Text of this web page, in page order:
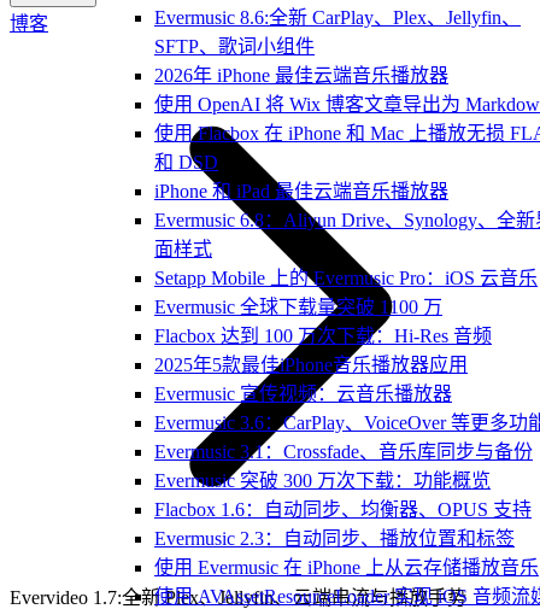
Evermusic 8.6:全新 CarPlay、Plex、Jellyfin、
SFTP、歌词小组件
2026年 iPhone 最佳云端音乐播放器
使用 OpenAI 将 Wix 博客文章导出为
使用 Flacbox 在 iPhone 和 Mac 上播放无损
和 DSD
iPhone 和 iPad 最佳云端音乐播放器
Evermusic 6.8：Aliyun Drive、Synology、全新
面样式
Setapp Mobile 上的 Evermusic Pro：iOS 云音乐
Evermusic 全球下载量突破 1100 万
Flacbox 达到 100 万次下载：Hi-Res 音频
2025年5款最佳iPhone音乐播放器应用
Evermusic 宣传视频：云音乐播放器
Evermusic 3.6：CarPlay、VoiceOver 等更多功
Evermusic 3.1：Crossfade、音乐库同步与备份
Evermusic 突破 300 万次下载：功能概览
Flacbox 1.6：自动同步、均衡器、OPUS 支持
Evermusic 2.3：自动同步、播放位置和标签
使用 Evermusic 在 iPhone 上从云存储播放音乐
使用 AVAssetResourceLoader 实现 iOS 音频流
博客
Evervideo 1.7:全新 Plex、Jellyfin、云端串流与播放手势